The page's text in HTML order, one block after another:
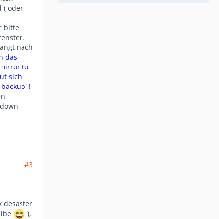
( oder
bitte
nach
das
to
sich
!
#3
desaster
),